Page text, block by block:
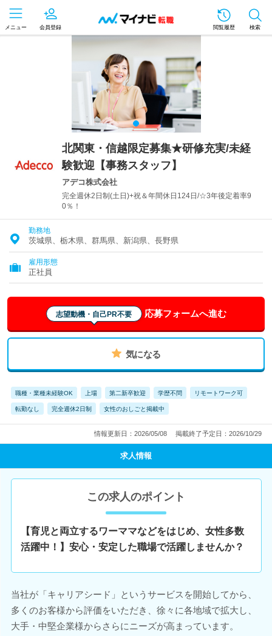
メニュー 会員登録 閲覧履歴 検索
北関東・信越限定募集★研修充実/未経
験歓迎【事務スタッフ】
アデコ株式会社
完全週休2日制(土日)+祝＆年間休日124日/☆3年後定着率9
0％！
勤務地
茨城県、栃木県、群馬県、新潟県、長野県
雇用形態
正社員
志望動機・自己PR不要 応募フォームへ進む
気になる
職種・業種未経験OK 上場 第二新卒歓迎 学歴不問 リモートワーク可
転勤なし 完全週休2日制 女性のおしごと掲載中
情報更新日：2026/05/08 掲載終了予定日：2026/10/29
求人情報
この求人のポイント
【育児と両立するワーママなどをはじめ、女性多数
活躍中！】安心・安定した職場で活躍しませんか？
当社が「キャリアシード」というサービスを開始してから、
多くのお客様から評価をいただき、徐々に各地域で拡大し、
大手・中堅企業様からさらにニーズが高まっています。